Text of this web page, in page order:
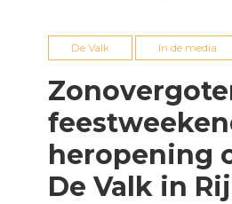
De Valk In de media
heropening
De Valk in